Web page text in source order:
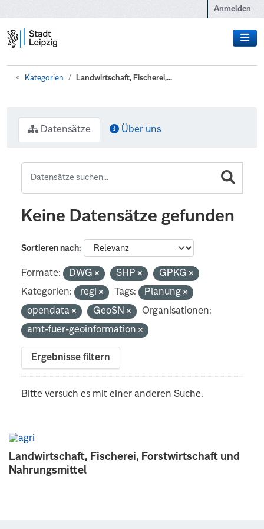
Anmelden
Kategorien Landwirtschaft, Fischerei,...
Landwirtschaft, Fischerei, Forstwirtschaft und
Nahrungsmittel
Datensätze Über uns
Keine Datensätze gefunden
Sortieren nach
Formate: DWG SHP
GPKG
Kategorien:
regi Tags:
Planung
opendata
GeoSN
Organisationen:
amt-fuer-geoinformation
Ergebnisse filtern
Bitte versuch es mit einer anderen Suche.